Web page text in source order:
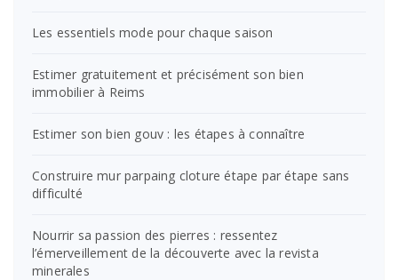
Les essentiels mode pour chaque saison
Estimer gratuitement et précisément son bien
immobilier à Reims
Estimer son bien gouv : les étapes à connaître
Construire mur parpaing cloture étape par étape sans
difficulté
Nourrir sa passion des pierres : ressentez
l’émerveillement de la découverte avec la revista
minerales